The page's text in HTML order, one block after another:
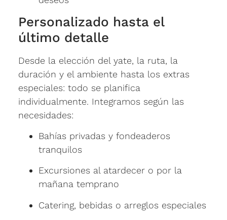
Personalizado hasta el
último detalle
Desde la elección del yate, la ruta, la
duración y el ambiente hasta los extras
especiales: todo se planifica
individualmente. Integramos según las
necesidades:
Bahías privadas y fondeaderos
tranquilos
Excursiones al atardecer o por la
mañana temprano
Catering, bebidas o arreglos especiales